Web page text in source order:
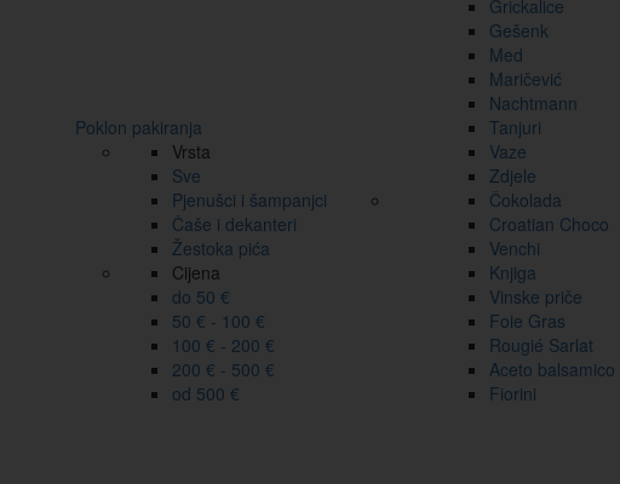
Poklon pakiranja
Vrsta
Sve
Pjenušci i šampanjci
Čaše i dekanteri
Žestoka pića
Cijena
do 50 €
50 € - 100 €
100 € - 200 €
200 € - 500 €
od 500 €
Grickalice
Gešenk
Med
Maričević
Nachtmann
Tanjuri
Vaze
Zdjele
Čokolada
Croatian Choco
Venchi
Knjiga
Vinske priče
Foie Gras
Rougié Sarlat
Aceto balsamico
Fiorini